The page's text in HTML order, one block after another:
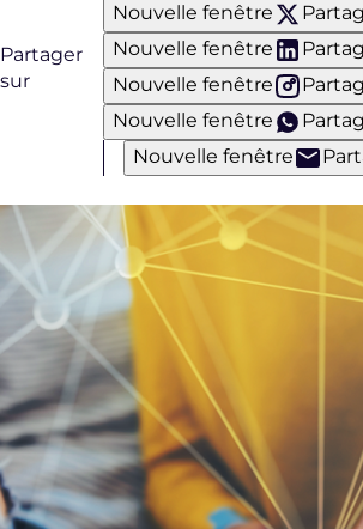
Partager
sur
Nouvelle fenêtre
Nouvelle fenêtre
Nouvelle fenêtre
Nouvelle fenêtre
Nouvelle fenêtre